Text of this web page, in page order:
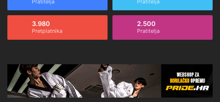
Pratitelja Pratitelja
3.980
Pretplatnika
2.500
Pratitelja